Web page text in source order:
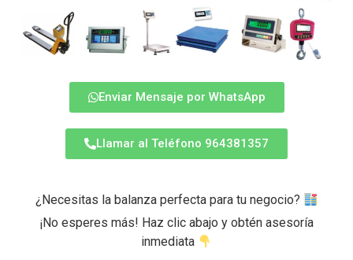
Enviar Mensaje por WhatsApp
Llamar al Teléfono 964381357
¿Necesitas la balanza perfecta para tu negocio?
¡No esperes más! Haz clic abajo y obtén asesoría
inmediata